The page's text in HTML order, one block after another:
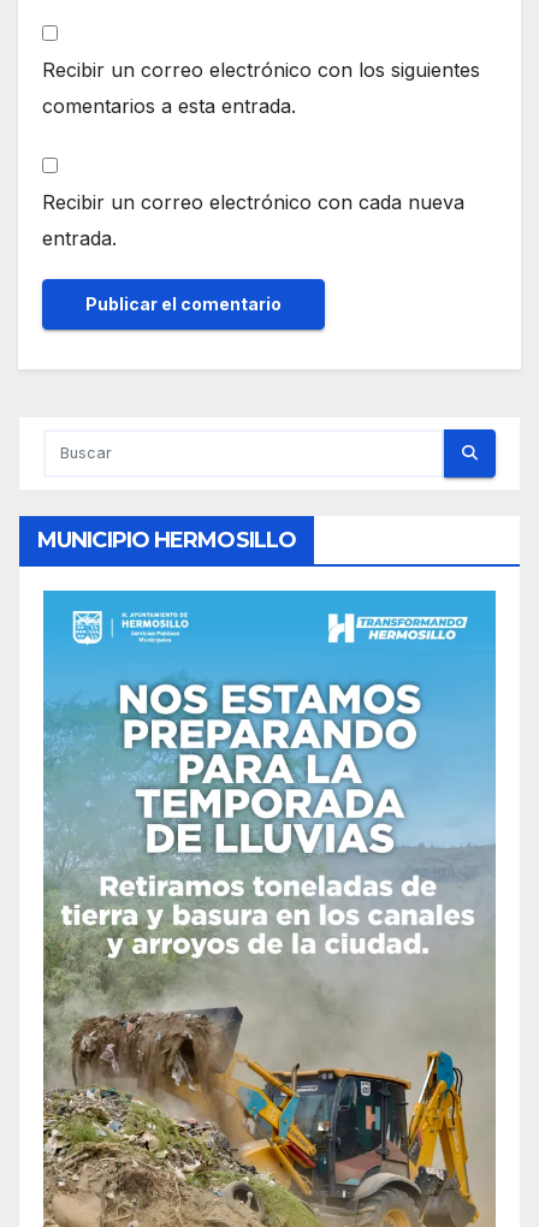
Recibir un correo electrónico con los siguientes
comentarios a esta entrada.
Recibir un correo electrónico con cada nueva
entrada.
MUNICIPIO HERMOSILLO